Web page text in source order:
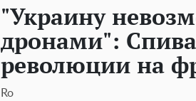
"Украину
дронами":
революции на
Ro